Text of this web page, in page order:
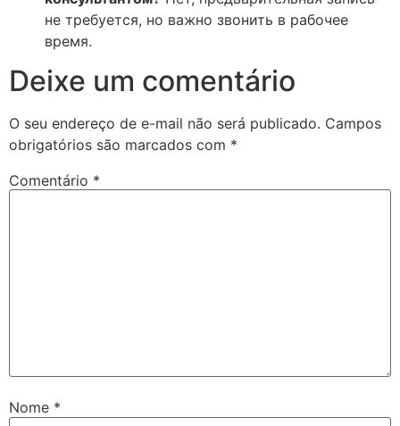
не требуется, но важно звонить в рабочее
время.
Deixe um comentário
O seu endereço de e-mail não será publicado. Campos
obrigatórios são marcados com *
Comentário *
Nome *